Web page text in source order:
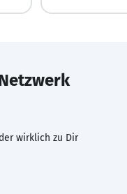
wirklich zu Dir